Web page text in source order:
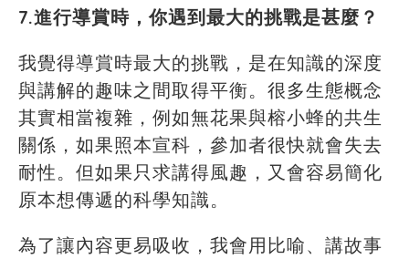
7.進行導賞時，你遇到最大的挑戰是甚麼？
我覺得導賞時最大的挑戰，是在知識的深度
與講解的趣味之間取得平衡。很多生態概念
其實相當複雜，例如無花果與榕小蜂的共生
關係，如果照本宣科，參加者很快就會失去
耐性。但如果只求講得風趣，又會容易簡化
原本想傳遞的科學知識。
為了讓內容更易吸收，我會用比喻、講故事